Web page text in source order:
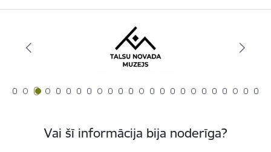
Vai šī informācija bija noderīga?